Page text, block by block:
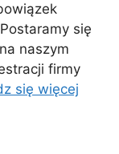
się
naszym
firmy
się więcej